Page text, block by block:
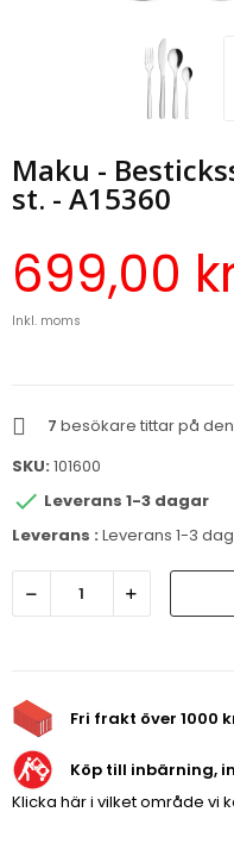
Maku -
st. - A15360
699,00
Inkl. moms
7 besökare tittar på
SKU: 101600
 Leverans 1-3 dagar
Leverans : Leverans 1-3
Fri frakt över 1000
Köp till inbärning,
Klicka här i vilket område vi